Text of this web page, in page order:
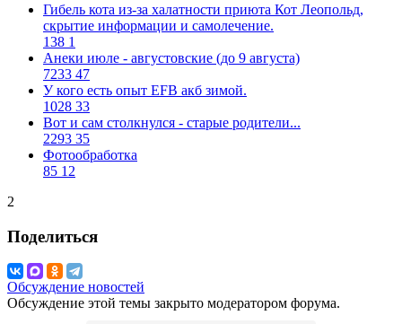
Гибель кота из-за халатности приюта Кот Леопольд,
скрытиe информации и самолечение.
138 1
Анеки июле - августовские (до 9 августа)
7233 47
У кого есть опыт EFB акб зимой.
1028 33
Вот и сам столкнулся - старые родители...
2293 35
Фотообработка
85 12
2
Поделиться
Обсуждение новостей
Обсуждение этой темы закрыто модератором форума.